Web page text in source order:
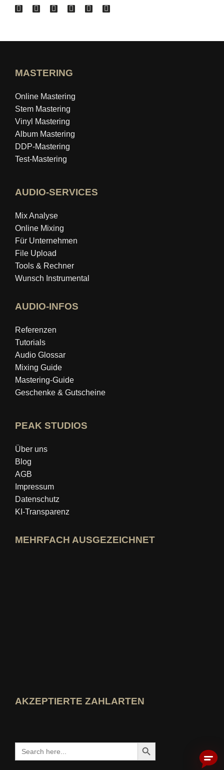
MASTERING
Online Mastering
Stem Mastering
Vinyl Mastering
Album Mastering
DDP-Mastering
Test-Mastering
AUDIO-SERVICES
Mix Analyse
Online Mixing
Für Unternehmen
File Upload
Tools & Rechner
Wunsch Instrumental
AUDIO-INFOS
Referenzen
Tutorials
Audio Glossar
Mixing Guide
Mastering‑Guide
Geschenke & Gutscheine
PEAK STUDIOS
Über uns
Blog
AGB
Impressum
Datenschutz
KI-Transparenz
MEHRFACH AUSGEZEICHNET
AKZEPTIERTE ZAHLARTEN
Search
for:
Search Button